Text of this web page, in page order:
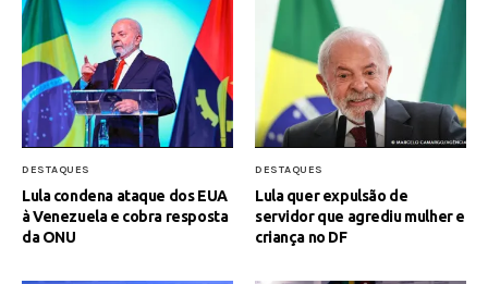
DESTAQUES
Lula condena ataque dos EUA
à Venezuela e cobra resposta
da ONU
DESTAQUES
Lula quer expulsão de
servidor que agrediu mulher e
criança no DF